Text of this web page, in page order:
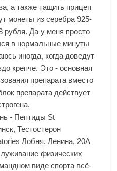
а также тащить прицеп
монеты из серебра 925-
рубля. Да у меня просто
в нормальные минуты
иногда, когда доведут
крепче. Это - основная
препарата вместо
препарата действует
- Пептиды St
Тестостерон
Лобня. Ленина, 20А
физических
виде спорта всё-